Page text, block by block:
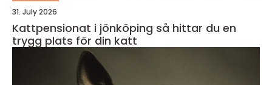
31. July 2026
Kattpensionat i jönköping så hittar du en
trygg plats för din katt